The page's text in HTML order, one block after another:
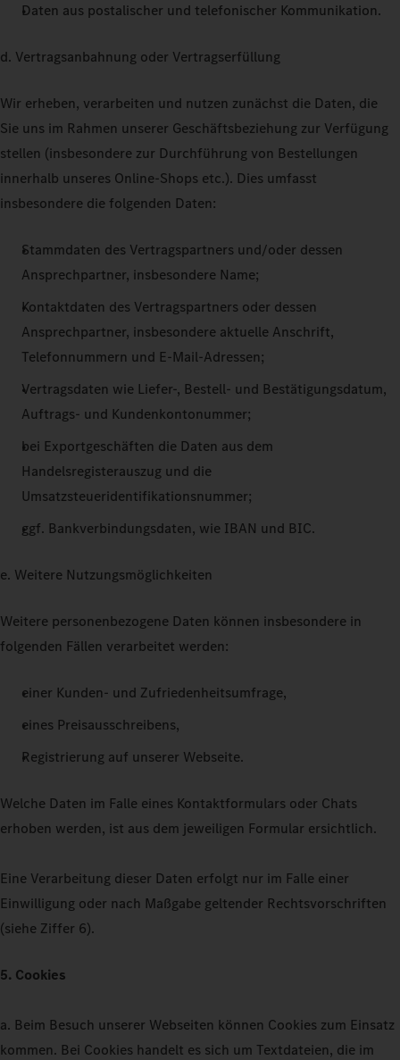
Daten aus postalischer und telefonischer Kommunikation.
d. Vertragsanbahnung oder Vertragserfüllung
Wir erheben, verarbeiten und nutzen zunächst die Daten, die
Sie uns im Rahmen unserer Geschäftsbeziehung zur Verfügung
stellen (insbesondere zur Durchführung von Bestellungen
innerhalb unseres Online-Shops etc.). Dies umfasst
insbesondere die folgenden Daten:
Stammdaten des Vertragspartners und/oder dessen
Ansprechpartner, insbesondere Name;
Kontaktdaten des Vertragspartners oder dessen
Ansprechpartner, insbesondere aktuelle Anschrift,
Telefonnummern und E-Mail-Adressen;
Vertragsdaten wie Liefer-, Bestell- und Bestätigungsdatum,
Auftrags- und Kundenkontonummer;
bei Exportgeschäften die Daten aus dem
Handelsregisterauszug und die
Umsatzsteueridentifikationsnummer;
ggf. Bankverbindungsdaten, wie IBAN und BIC.
e. Weitere Nutzungsmöglichkeiten
Weitere personenbezogene Daten können insbesondere in
folgenden Fällen verarbeitet werden:
einer Kunden- und Zufriedenheitsumfrage,
eines Preisausschreibens,
Registrierung auf unserer Webseite.
Welche Daten im Falle eines Kontaktformulars oder Chats
erhoben werden, ist aus dem jeweiligen Formular ersichtlich.
Eine Verarbeitung dieser Daten erfolgt nur im Falle einer
Einwilligung oder nach Maßgabe geltender Rechtsvorschriften
(siehe Ziffer 6).
5. Cookies
a. Beim Besuch unserer Webseiten können Cookies zum Einsatz
kommen. Bei Cookies handelt es sich um Textdateien, die im